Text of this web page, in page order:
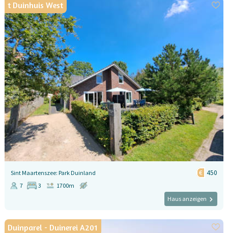
t Duinhuis West
Sint Maartenszee: Park Duinland 450
7 3
1700m
Haus anzeigen
Duinparel - Duinerei A201